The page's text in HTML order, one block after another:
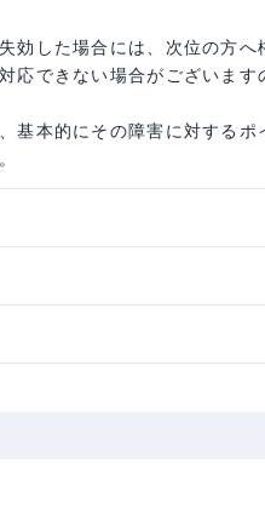
効した場合には、次位の方へ
応できない場合がございます
基本的にその障害に対するポ